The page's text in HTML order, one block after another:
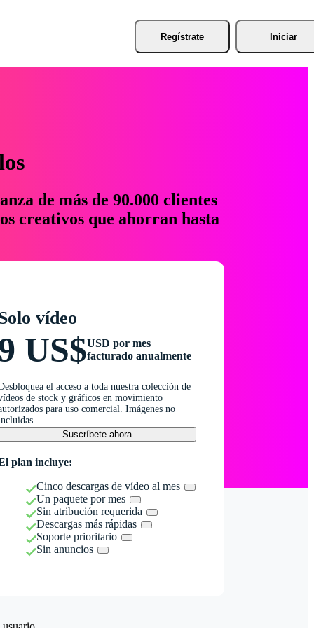
Regístrate Iniciar
de más de 90.000 clientes
creativos que ahorran hasta
vídeo
US$USD por mes
facturado anualmente
el acceso a toda nuestra colección de
de stock y gráficos en movimiento
para uso comercial. Imágenes no
Suscríbete ahora
plan incluye:
Cinco descargas de vídeo al mes
Un paquete por mes
Sin atribución requerida
Descargas más rápidas
Soporte prioritario
Sin anuncios